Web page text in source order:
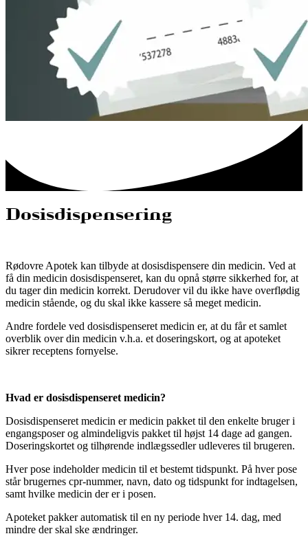
Dosisdispensering
Rødovre Apotek kan tilbyde at dosisdispensere din medicin. Ved at
få din medicin dosisdispenseret, kan du opnå større sikkerhed for, at
du tager din medicin korrekt. Derudover vil du ikke have overflødig
medicin stående, og du skal ikke kassere så meget medicin.
Andre fordele ved dosisdispenseret medicin er, at du får et samlet
overblik over din medicin v.h.a. et doseringskort, og at apoteket
sikrer receptens fornyelse.
Hvad er dosisdispenseret medicin?
Dosisdispenseret medicin er medicin pakket til den enkelte bruger i
engangsposer og almindeligvis pakket til højst 14 dage ad gangen.
Doseringskortet og tilhørende indlægssedler udleveres til brugeren.
Hver pose indeholder medicin til et bestemt tidspunkt. På hver pose
står brugernes cpr-nummer, navn, dato og tidspunkt for indtagelsen,
samt hvilke medicin der er i posen.
Apoteket pakker automatisk til en ny periode hver 14. dag, med
mindre der skal ske ændringer.